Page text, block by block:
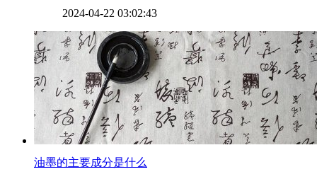
2024-04-22 03:02:43
​油墨的主要成分是什么